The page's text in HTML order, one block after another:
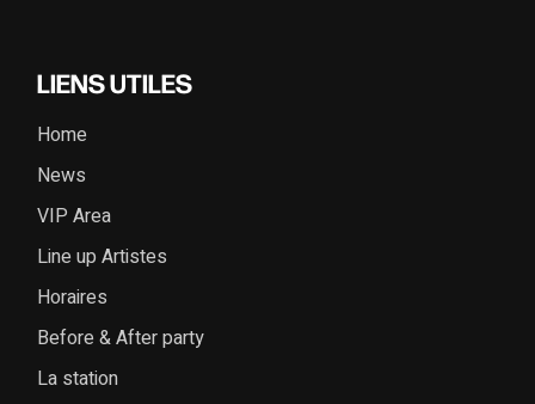
LIENS UTILES
Home
News
VIP Area
Line up Artistes
Horaires
Before & After party
La station